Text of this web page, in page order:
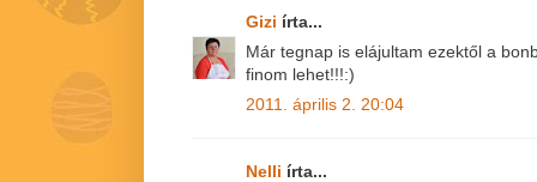
Gizi írta...
Már tegnap is elájultam ezektől a
finom lehet!!!:)
2011. április 2. 20:04
Nelli írta...